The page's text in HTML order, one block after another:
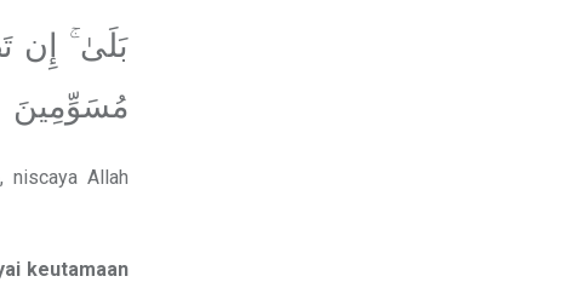
بَلَىٰ ۚ إِن
مُسَوِّمِينَ
niscaya Allah
keutamaan